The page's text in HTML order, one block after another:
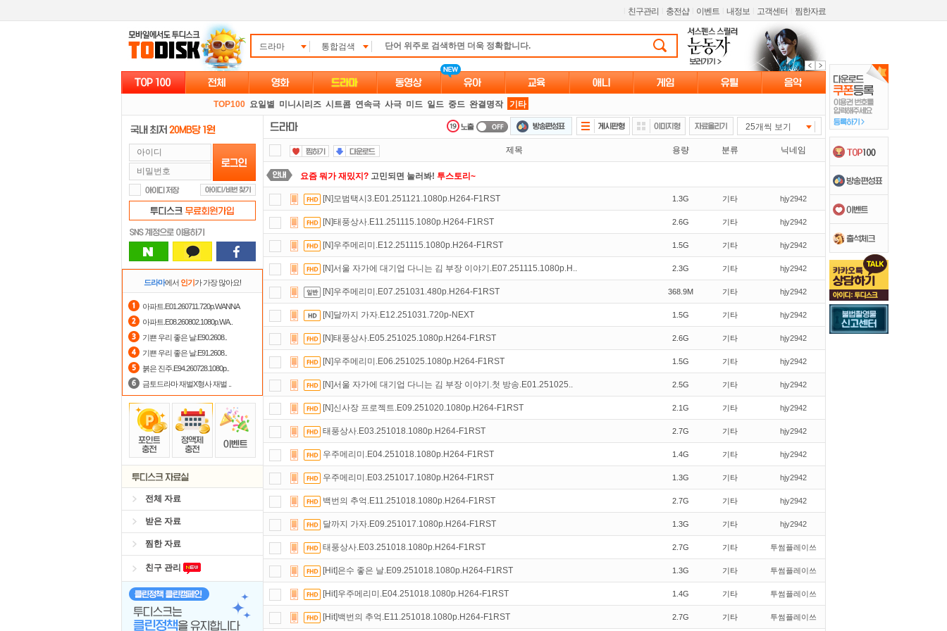
친구관리 충전샵 이벤트 내정보 고객센터 찜한자료
드라마 통합검색
TOP100 요일별 미니시리즈 시트콤 연속극 사극 미드 일드 중드 완결명작 기타
드라마에서 인기가 가장 많아요!
아파트.E01.260711.720p.WANNA
아파트.E08.260802.1080p.WA..
기쁜 우리 좋은 날.E90.2608..
기쁜 우리 좋은 날.E91.2608..
붉은 진주.E94.260728.1080p..
금토드라마 재벌X형사 재벌 ..
전체 자료
받은 자료
찜한 자료
친구 관리
25개씩 보기
제목 용량 분류 닉네임
요즘 뭐가 재밌지? 고민되면 눌러봐! 투스토리~
출석체크이벤트!매일매일출석체크!
댓글만 잘써도무료 포인트를 드립니다!
포인트 할인쿠폰 사용방법
정액제할인쿠폰 사용방법안내
자녀보호기능으로 가족과 함께 투디스크를 이용하세요~
스마트TV로 투디스크영화,드라마,예능보자!
[N]모범택시3.E01.251121.1080p.H264-F1RST 1.3G 기타 hjy2942
[N]태풍상사.E11.251115.1080p.H264-F1RST 2.6G 기타 hjy2942
[N]우주메리미.E12.251115.1080p.H264-F1RST 1.5G 기타 hjy2942
[N]서울 자가에 대기업 다니는 김 부장 이야기.E07.251115.1080p.H.. 2.3G 기타 hjy2942
[N]우주메리미.E07.251031.480p.H264-F1RST 368.9M 기타 hjy2942
[N]달까지 가자.E12.251031.720p-NEXT 1.5G 기타 hjy2942
[N]태풍상사.E05.251025.1080p.H264-F1RST 2.6G 기타 hjy2942
[N]우주메리미.E06.251025.1080p.H264-F1RST 1.5G 기타 hjy2942
[N]서울 자가에 대기업 다니는 김 부장 이야기.첫 방송.E01.251025.. 2.5G 기타 hjy2942
[N]신사장 프로젝트.E09.251020.1080p.H264-F1RST 2.1G 기타 hjy2942
태풍상사.E03.251018.1080p.H264-F1RST 2.7G 기타 hjy2942
우주메리미.E04.251018.1080p.H264-F1RST 1.4G 기타 hjy2942
우주메리미.E03.251017.1080p.H264-F1RST 1.3G 기타 hjy2942
백번의 추억.E11.251018.1080p.H264-F1RST 2.7G 기타 hjy2942
달까지 가자.E09.251017.1080p.H264-F1RST 1.3G 기타 hjy2942
태풍상사.E03.251018.1080p.H264-F1RST 2.7G 기타 투썸플레이쓰
[Hit]은수 좋은 날.E09.251018.1080p.H264-F1RST 1.3G 기타 투썸플레이쓰
[Hit]우주메리미.E04.251018.1080p.H264-F1RST 1.4G 기타 투썸플레이쓰
[Hit]백번의 추억.E11.251018.1080p.H264-F1RST 2.7G 기타 투썸플레이쓰